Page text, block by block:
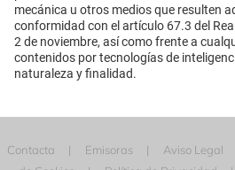
mecánica u otros medios que resulten
conformidad con el artículo 67.3 del
2 de noviembre, así como frente a
contenidos por tecnologías de
naturaleza y finalidad.
Contacta Emisoras Aviso Legal